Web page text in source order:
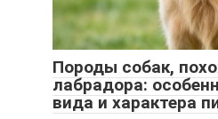
Породы собак,
лабрадора:
вида и характера